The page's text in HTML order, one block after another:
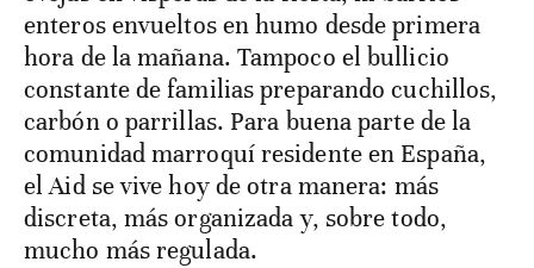
enteros envueltos en humo desde primera
hora de la mañana. Tampoco el bullicio
constante de familias preparando cuchillos,
carbón o parrillas. Para buena parte de la
comunidad marroquí residente en España,
el Aid se vive hoy de otra manera: más
discreta, más organizada y, sobre todo,
mucho más regulada.